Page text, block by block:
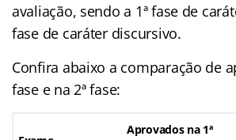
avaliação, sendo a 1ª fase de
fase de caráter discursivo.
Confira abaixo a comparação de
fase e na 2ª fase:
Aprovados na 1ª